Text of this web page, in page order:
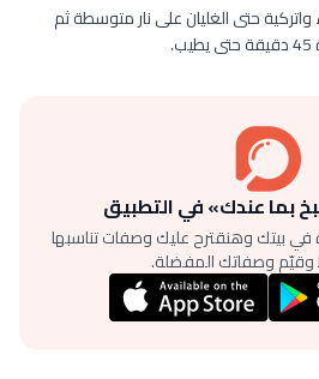
حتى الغليان على نار متوسطة ثم
بما عندك» في التطبيق
بيتك وهنقترح عليك وصفات تناسبها
وصفاتك المفضلة.